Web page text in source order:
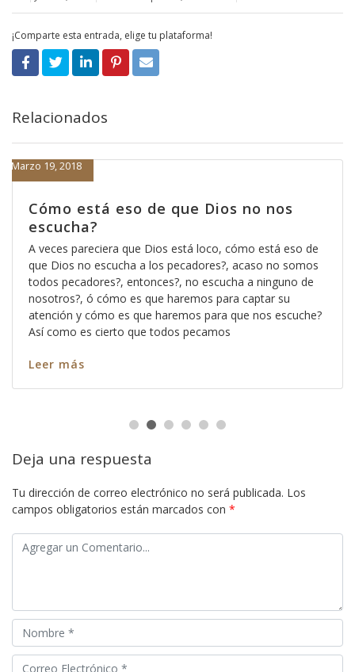
¡Comparte esta entrada, elige tu plataforma!
Relacionados
Cómo está eso de que Dios no nos
escucha?
Marzo 19, 2018
A veces pareciera que Dios está loco, cómo está eso de
que Dios no escucha a los pecadores?, acaso no somos
todos pecadores?, entonces?, no escucha a ninguno de
nosotros?, ó cómo es que haremos para captar su
atención y cómo es que haremos para que nos escuche?
Así como es cierto que todos pecamos
Leer más
Deja una respuesta
Tu dirección de correo electrónico no será publicada. Los
campos obligatorios están marcados con *